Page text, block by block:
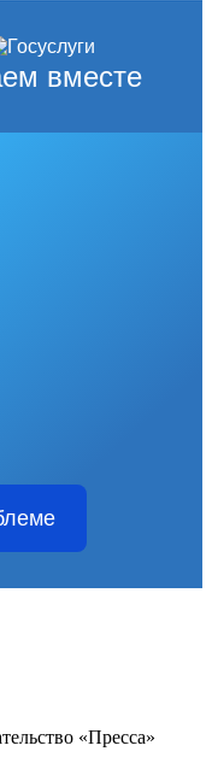
вместе
«Пресса»